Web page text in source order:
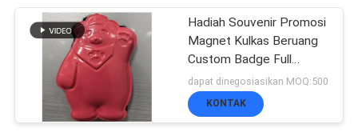
PRODUK
TENTANG
KITA
Patches
79
Hadiah Souvenir Promosi
Magnet Kulkas Beruang
Custom Badge Full
Colorful Oekotex TPU
Shape Magnet
dapat dinegosiasikan MOQ:500
KONTAK